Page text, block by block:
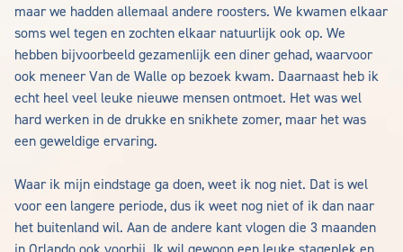
maar we hadden allemaal andere roosters. We kwamen elkaar
soms wel tegen en zochten elkaar natuurlijk ook op. We
hebben bijvoorbeeld gezamenlijk een diner gehad, waarvoor
ook meneer Van de Walle op bezoek kwam. Daarnaast heb ik
echt heel veel leuke nieuwe mensen ontmoet. Het was wel
hard werken in de drukke en snikhete zomer, maar het was
een geweldige ervaring.
Waar ik mijn eindstage ga doen, weet ik nog niet. Dat is wel
voor een langere periode, dus ik weet nog niet of ik dan naar
het buitenland wil. Aan de andere kant vlogen die 3 maanden